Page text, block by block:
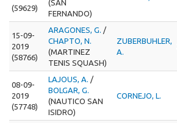
(59629)
(SAN
FERNANDO)
15-09-
2019
(58766)
ARAGONES, G. /
CHAPTO, N.
(MARTINEZ
TENIS SQUASH)
ZUBERBUHLER,
A.
08-09-
2019
(57748)
LAJOUS, A. /
BOLGAR, G.
(NAUTICO SAN
ISIDRO)
CORNEJO, L.